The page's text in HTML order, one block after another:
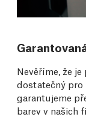
Nevěříme, že
dostatečný pro
garantujeme
barev v našich